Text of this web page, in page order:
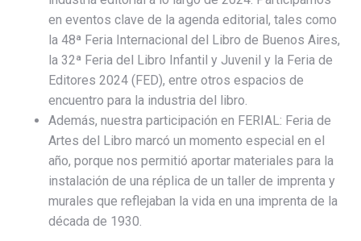
en eventos clave de la agenda editorial, tales como
la 48ª Feria Internacional del Libro de Buenos Aires,
la 32ª Feria del Libro Infantil y Juvenil y la Feria de
Editores 2024 (FED), entre otros espacios de
encuentro para la industria del libro.
Además, nuestra participación en FERIAL: Feria de
Artes del Libro marcó un momento especial en el
año, porque nos permitió aportar materiales para la
instalación de una réplica de un taller de imprenta y
murales que reflejaban la vida en una imprenta de la
década de 1930.